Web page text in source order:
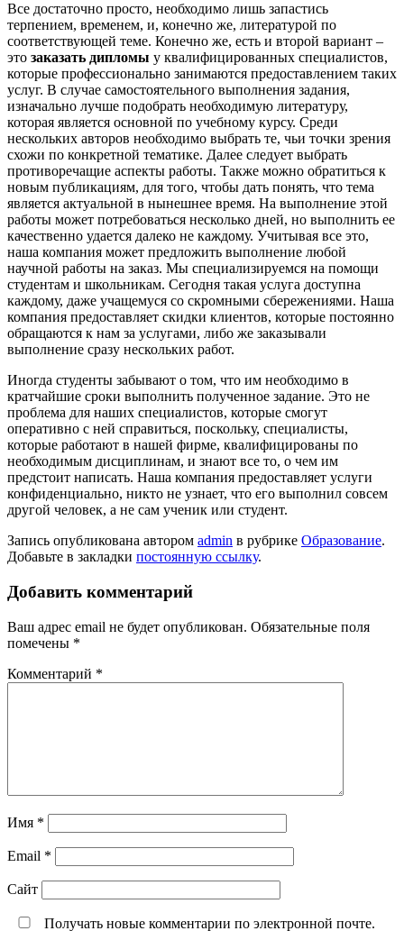
Все достаточно просто, необходимо лишь запастись
терпением, временем, и, конечно же, литературой по
соответствующей теме. Конечно же, есть и второй вариант –
это заказать дипломы у квалифицированных специалистов,
которые профессионально занимаются предоставлением таких
услуг. В случае самостоятельного выполнения задания,
изначально лучше подобрать необходимую литературу,
которая является основной по учебному курсу. Среди
нескольких авторов необходимо выбрать те, чьи точки зрения
схожи по конкретной тематике. Далее следует выбрать
противоречащие аспекты работы. Также можно обратиться к
новым публикациям, для того, чтобы дать понять, что тема
является актуальной в нынешнее время. На выполнение этой
работы может потребоваться несколько дней, но выполнить ее
качественно удается далеко не каждому. Учитывая все это,
наша компания может предложить выполнение любой
научной работы на заказ. Мы специализируемся на помощи
студентам и школьникам. Сегодня такая услуга доступна
каждому, даже учащемуся со скромными сбережениями. Наша
компания предоставляет скидки клиентов, которые постоянно
обращаются к нам за услугами, либо же заказывали
выполнение сразу нескольких работ.
Иногда студенты забывают о том, что им необходимо в
кратчайшие сроки выполнить полученное задание. Это не
проблема для наших специалистов, которые смогут
оперативно с ней справиться, поскольку, специалисты,
которые работают в нашей фирме, квалифицированы по
необходимым дисциплинам, и знают все то, о чем им
предстоит написать. Наша компания предоставляет услуги
конфиденциально, никто не узнает, что его выполнил совсем
другой человек, а не сам ученик или студент.
Запись опубликована автором admin в рубрике Образование.
Добавьте в закладки постоянную ссылку.
Добавить комментарий
Ваш адрес email не будет опубликован. Обязательные поля
помечены *
Комментарий *
Имя *
Email *
Сайт
Получать новые комментарии по электронной почте.